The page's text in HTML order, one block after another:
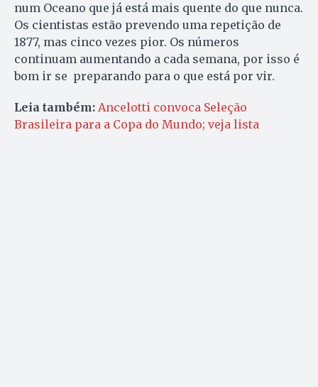
num Oceano que já está mais quente do que nunca.
Os cientistas estão prevendo uma repetição de
1877, mas cinco vezes pior. Os números
continuam aumentando a cada semana, por isso é
bom ir se preparando para o que está por vir.
Leia também: Ancelotti convoca Seleção
Brasileira para a Copa do Mundo; veja lista